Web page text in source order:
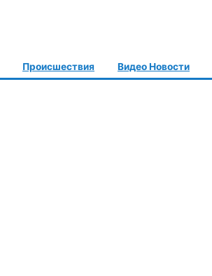
Происшествия Видео Новости